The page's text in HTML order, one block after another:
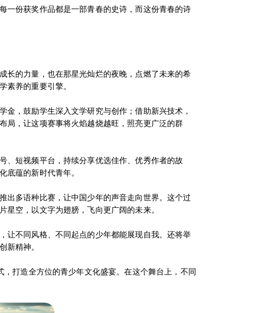
一份获奖作品都是一部青春的史诗，而这份青春的诗
长的力量，也在那星光灿烂的夜晚，点燃了未来的希
素养的重要引擎。
，鼓励学生深入文学研究与创作；借助新兴技术，
局，让这项赛事将火焰越烧越旺，照亮更广泛的群
、短视频平台，持续分享优选佳作、优秀作者的故
底蕴的新时代青年。
出多语种比赛，让中国少年的声音走向世界。这个过
空，以文字为翅膀，飞向更广阔的未来。
让不同风格、不同起点的少年都能展现自我。还将举
新精神。
打造全方位的青少年文化盛宴。在这个舞台上，不同